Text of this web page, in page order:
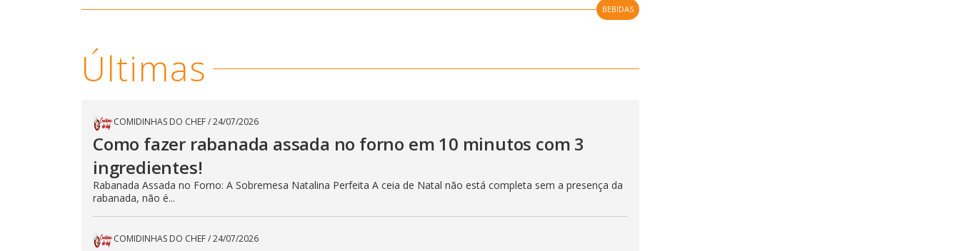
BEBIDAS
Últimas
COMIDINHAS DO CHEF/24/07/2026
Como fazer rabanada assada no forno em 10 minutos com 3
ingredientes!
Rabanada Assada no Forno: A Sobremesa Natalina Perfeita A ceia de Natal não está completa sem a presença da
rabanada, não é...
COMIDINHAS DO CHEF/24/07/2026